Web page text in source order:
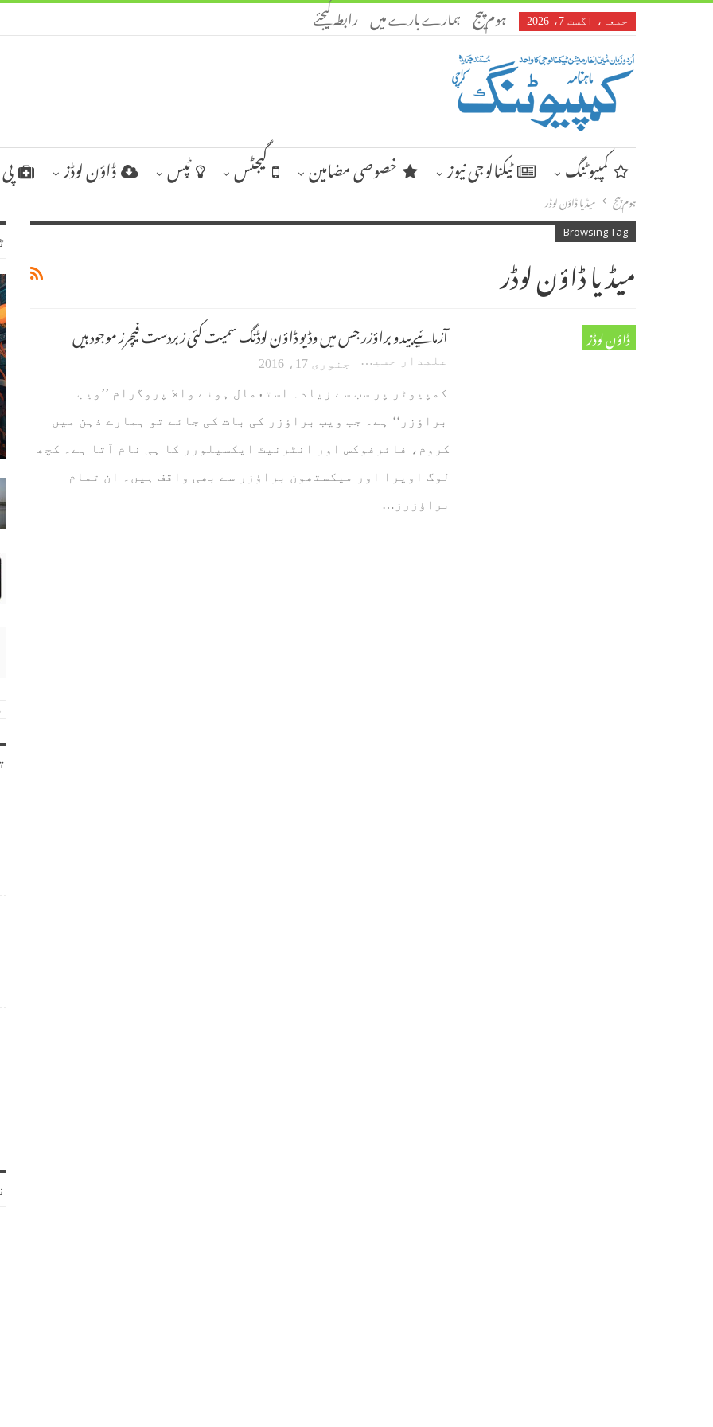
جمعہ، اگست 7، 2026 ہوم پیج ہمارے بارے میں رابطہ کیجئے
کمپیوٹنگ ٹیکنالوجی نیوز خصوصی مضامین گیجٹس ٹپس ڈاؤن لوڈز
ہوم پیج میڈیا ڈاؤن لوڈر
Browsing Tag
میڈیا ڈاؤن لوڈر
ڈاؤن لوڈز آزمائیے بیدو براؤزر جس میں وڈیو ڈاؤن لوڈنگ سمیت کئی زبردست فیچرز موجود ہیں
علمدار حسین جنوری 17، 2016
کمپیوٹر پر سب سے زیادہ استعمال ہونے والا پروگرام ’’ویب
براؤزر‘‘ ہے۔ جب ویب براؤزر کی بات کی جائے تو ہمارے ذہن میں
کروم، فائرفوکس اور انٹرنیٹ ایکسپلورر کا ہی نام آتا ہے۔ کچھ
لوگ اوپرا اور میکستھون براؤزر سے بھی واقف ہیں۔ ان تمام
براؤزرز…